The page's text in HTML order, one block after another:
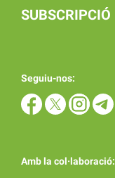
SUBSCRIPCIÓ
Seguiu-nos:
Amb la col·laboració: